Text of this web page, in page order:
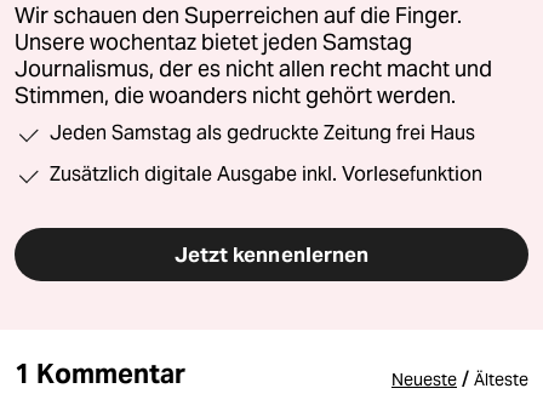
Wir schauen den Superreichen auf die Finger.
Unsere wochentaz bietet jeden Samstag
Journalismus, der es nicht allen recht macht und
Stimmen, die woanders nicht gehört werden.
Jeden Samstag als gedruckte Zeitung frei Haus
Zusätzlich digitale Ausgabe inkl. Vorlesefunktion
Jetzt kennenlernen
1 Kommentar Neueste / Älteste